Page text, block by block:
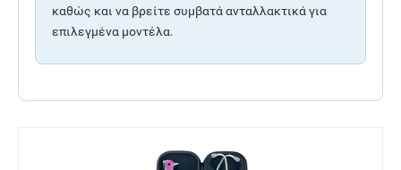
καθώς και να βρείτε συμβατά ανταλλακτικά για
επιλεγμένα μοντέλα.